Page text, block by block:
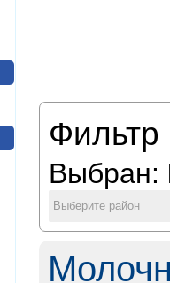
Фильтр
Выбран:
Выберите район